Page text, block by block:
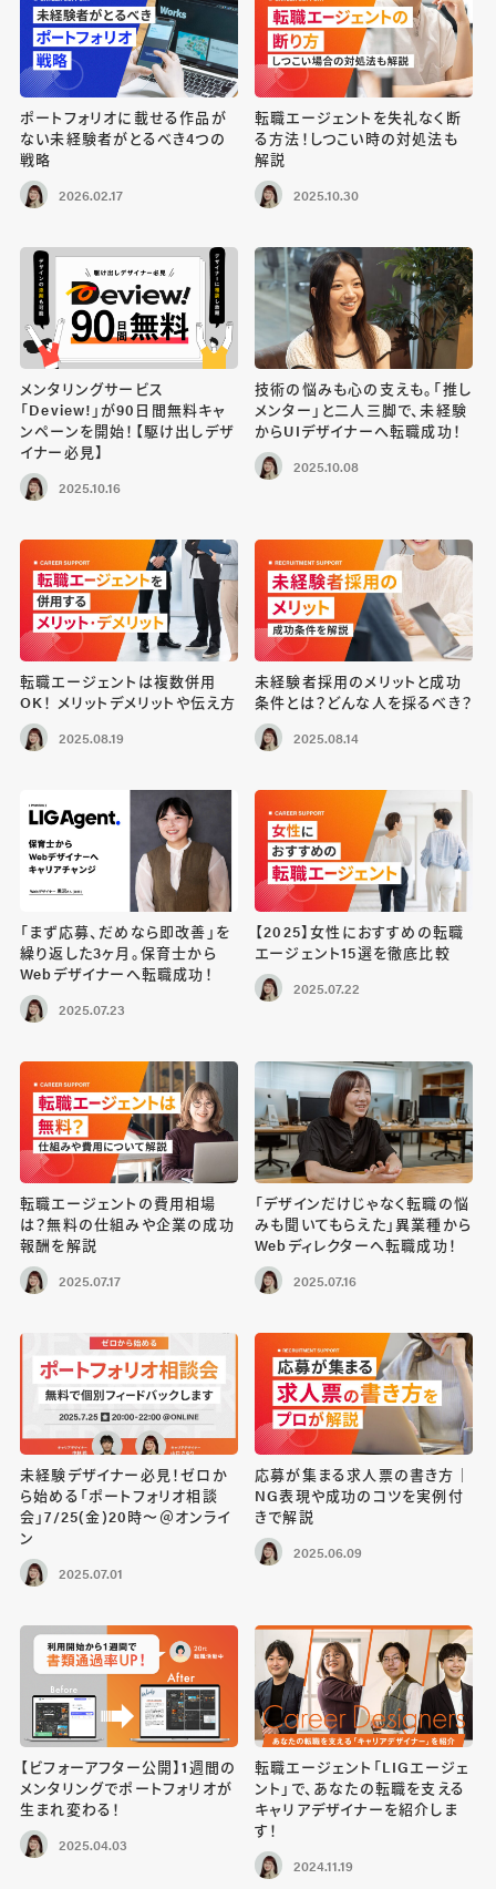
ポートフォリオに載せる作品が
ない未経験者がとるべき4つの
戦略
2026.02.17
転職エージェントを失礼なく断
る方法！しつこい時の対処法も
解説
2025.10.30
メンタリングサービス
「Deview!」が90日間無料キャ
ンペーンを開始！【駆け出しデザ
イナー必見】
2025.10.16
技術の悩みも心の支えも。「推し
メンター」と二人三脚で、未経験
からUIデザイナーへ転職成功！
2025.10.08
転職エージェントは複数併用
OK！ メリットデメリットや伝え方
2025.08.19
未経験者採用のメリットと成功
条件とは？どんな人を採るべき？
2025.08.14
「まず応募、だめなら即改善」を
繰り返した3ヶ月。保育士から
Webデザイナーへ転職成功！
2025.07.23
【2025】女性におすすめの転職
エージェント15選を徹底比較
2025.07.22
転職エージェントの費用相場
は？無料の仕組みや企業の成功
報酬を解説
2025.07.17
「デザインだけじゃなく転職の悩
みも聞いてもらえた」異業種から
Webディレクターへ転職成功！
2025.07.16
未経験デザイナー必見！ゼロか
ら始める「ポートフォリオ相談
会」7/25(金)20時〜＠オンライ
ン
2025.07.01
応募が集まる求人票の書き方｜
NG表現や成功のコツを実例付
きで解説
2025.06.09
【ビフォーアフター公開】1週間の
メンタリングでポートフォリオが
生まれ変わる！
2025.04.03
転職エージェント「LIGエージェ
ント」で、あなたの転職を支える
キャリアデザイナーを紹介しま
す！
2024.11.19